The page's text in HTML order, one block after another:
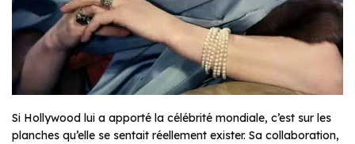
Si Hollywood lui a apporté la célébrité mondiale, c’est sur les
planches qu’elle se sentait réellement exister. Sa collaboration,